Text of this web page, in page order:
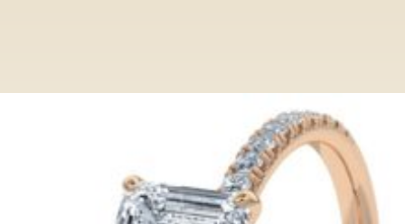
Verlobungsring VR013/SC RG Emerald
Verlobungsring VR013/SC RG